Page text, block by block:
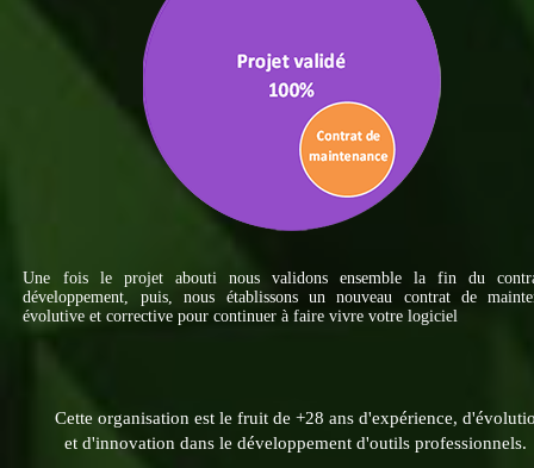
Une fois le projet abouti nous validons ensemble la fin du
développement, puis, nous établissons un nouveau contrat de
évolutive et corrective pour continuer à faire vivre votre logiciel
Cette organisation est le fruit de +28 ans d'expérience,
et d'innovation dans le développement d'outils professionnels.